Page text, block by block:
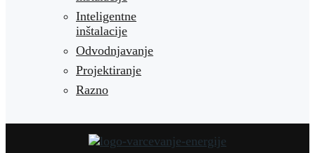
Inteligentne
inštalacije
Odvodnjavanje
Projektiranje
Razno